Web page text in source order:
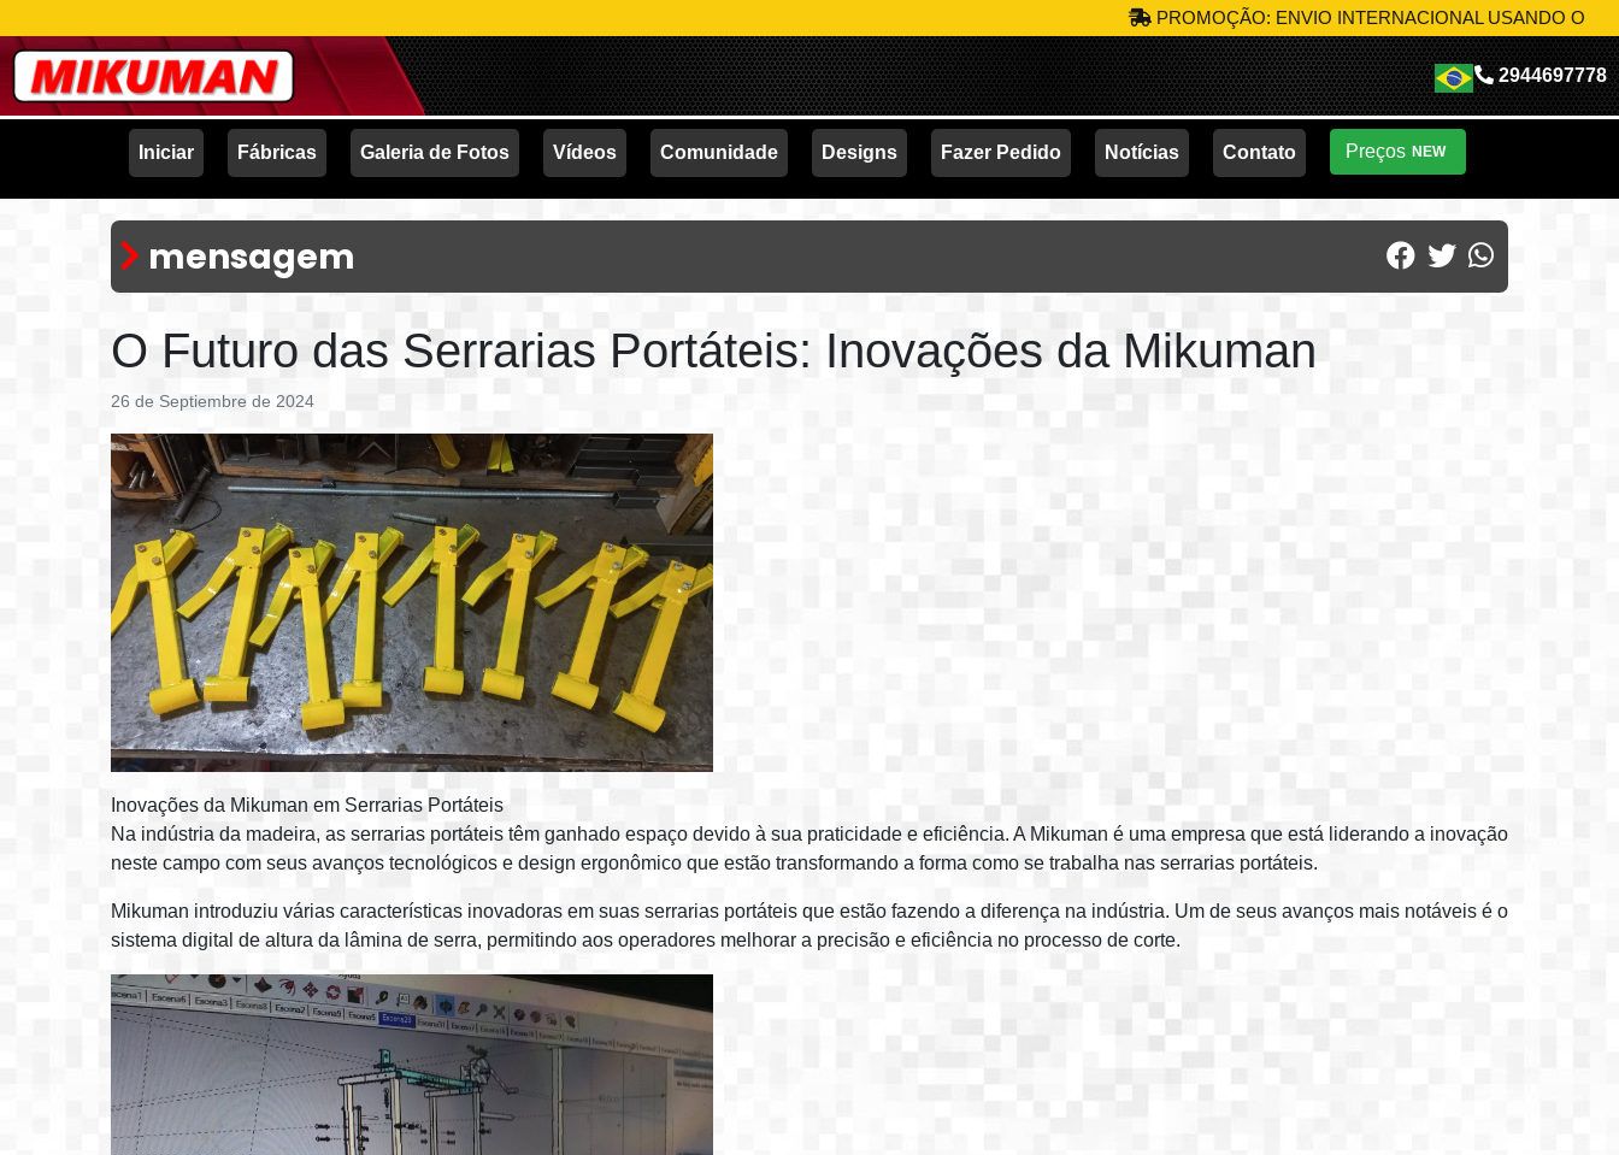
PROMOÇÃO: ENVIO INTERNACIONAL USANDO O CÓDIGO
2944697778
Iniciar Fábricas Galeria de Fotos Vídeos Comunidade Designs Fazer Pedido Notícias Contato Preços NEW
mensagem
O Futuro das Serrarias Portáteis: Inovações da Mikuman
26 de Septiembre de 2024
Inovações da Mikuman em Serrarias Portáteis
Na indústria da madeira, as serrarias portáteis têm ganhado espaço devido à sua praticidade e eficiência. A Mikuman é uma empresa que está liderando a inovação
neste campo com seus avanços tecnológicos e design ergonômico que estão transformando a forma como se trabalha nas serrarias portáteis.
Mikuman introduziu várias características inovadoras em suas serrarias portáteis que estão fazendo a diferença na indústria. Um de seus avanços mais notáveis é o
sistema digital de altura da lâmina de serra, permitindo aos operadores melhorar a precisão e eficiência no processo de corte.